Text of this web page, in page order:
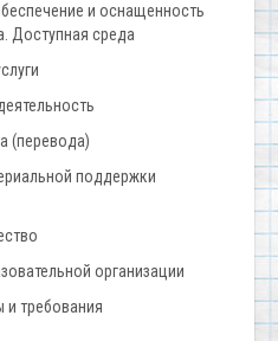
и оснащенность
Доступная среда
(перевода)
поддержки
организации
и требования